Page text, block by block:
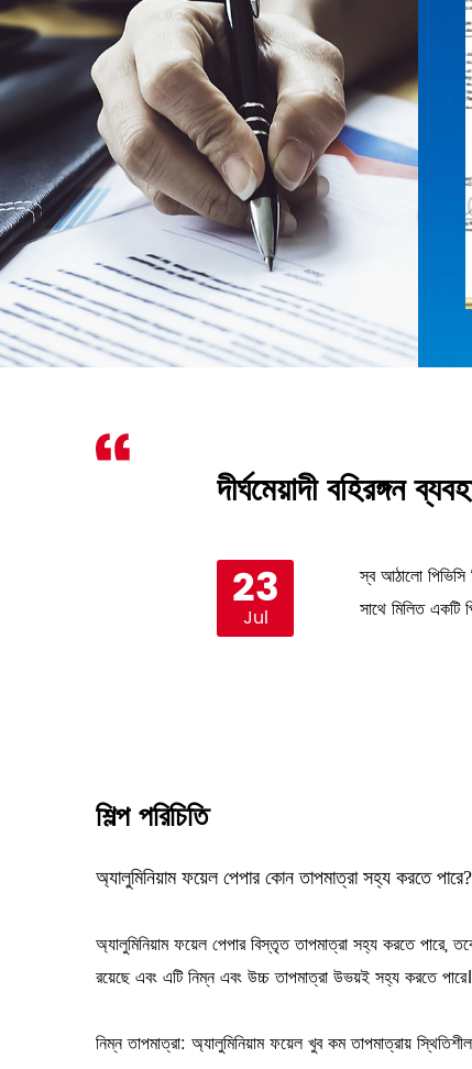
দীর্ঘমেয়াদী বহিরঙ্গন
23
Jul
স্ব আঠালো পিভিসি
সাথে মিলিত একটি
শিল্প পরিচিতি
অ্যালুমিনিয়াম ফয়েল পেপার কোন তাপমাত্রা সহ্য করতে পারে?
অ্যালুমিনিয়াম ফয়েল পেপারবিস্তৃত তাপমাত্রা সহ্য করতে পারে,
রয়েছে এবং এটি নিম্ন এবং উচ্চ তাপমাত্রা উভয়ই সহ্য করতে
নিম্ন তাপমাত্রা: অ্যালুমিনিয়াম ফয়েল খুব কম তাপমাত্রায়